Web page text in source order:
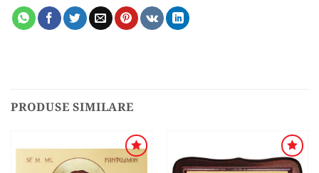
PRODUSE SIMILARE
ADAUGA
ADAUGA